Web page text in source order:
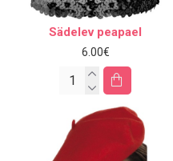
Sädelev peapael
6.00€